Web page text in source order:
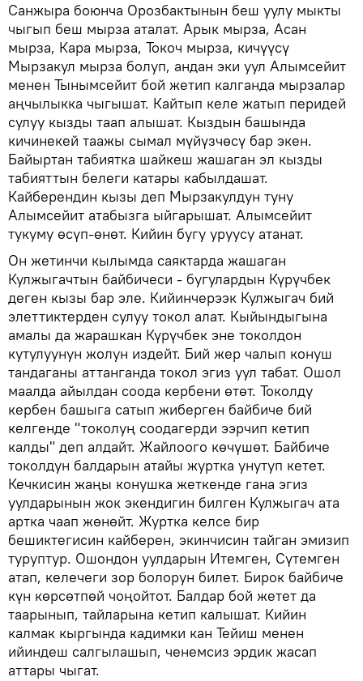
Санжыра боюнча Орозбактынын беш уулу мыкты
чыгып беш мырза аталат. Арык мырза, Асан
мырза, Кара мырза, Токоч мырза, кичүүсү
Мырзакул мырза болуп, андан эки уул Алымсейит
менен Тынымсейит бой жетип калганда мырзалар
аңчылыкка чыгышат. Кайтып келе жатып перидей
сулуу кызды таап алышат. Кыздын башында
кичинекей таажы сымал мүйүзчөсү бар экен.
Байыртан табиятка шайкеш жашаган эл кызды
табияттын белеги катары кабылдашат.
Кайберендин кызы деп Мырзакулдун туну
Алымсейит атабызга ыйгарышат. Алымсейит
тукуму өсүп-өнөт. Кийин бугу уруусу атанат.
Он жетинчи кылымда саяктарда жашаган
Кулжыгачтын байбичеси - бугулардын Күрүчбек
деген кызы бар эле. Кийинчерээк Кулжыгач бий
элеттиктерден сулуу токол алат. Кыйындыгына
амалы да жарашкан Күрүчбек эне токолдон
кутулуунун жолун издейт. Бий жер чалып конуш
тандаганы аттанганда токол эгиз уул табат. Ошол
маалда айылдан соода кербени өтөт. Токолду
кербен башыга сатып жиберген байбиче бий
келгенде "токолуң соодагерди ээрчип кетип
калды" деп алдайт. Жайлоого көчүшөт. Байбиче
токолдун балдарын атайы журтка унутуп кетет.
Кечкисин жаңы конушка жеткенде гана эгиз
уулдарынын жок экендигин билген Кулжыгач ата
артка чаап жөнөйт. Журтка келсе бир
бешиктегисин кайберен, экинчисин тайган эмизип
туруптур. Ошондон уулдарын Итемген, Сүтемген
атап, келечеги зор болорун билет. Бирок байбиче
күн көрсөтпөй чоңойтот. Балдар бой жетет да
таарынып, тайларына кетип калышат. Кийин
калмак кыргында кадимки кан Тейиш менен
ийиндеш салгылашып, ченемсиз эрдик жасап
аттары чыгат.